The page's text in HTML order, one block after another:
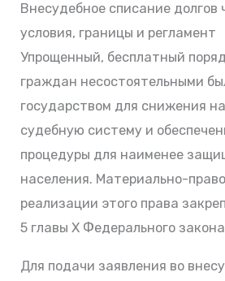
Внесудебное списание
условия, границы и регламент
Упрощенный, бесплатный
граждан несостоятельными
государством для снижения
судебную систему и
процедуры для наименее
населения. Материально-
реализации этого права
5 главы X Федерального
Для подачи заявления во